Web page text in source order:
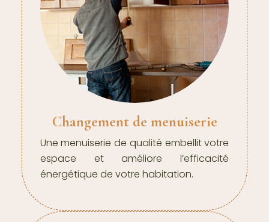
Changement de menuiserie
Une menuiserie de qualité embellit votre
espace et améliore l’efficacité
énergétique de votre habitation.